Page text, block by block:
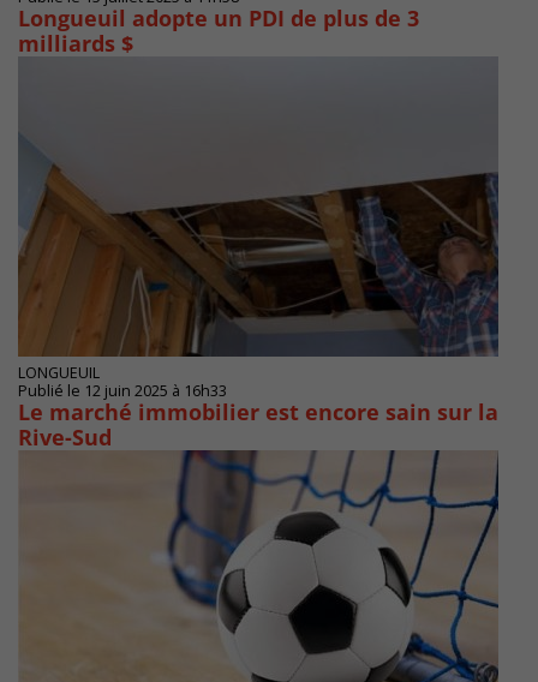
Longueuil adopte un PDI de plus de 3
milliards $
LONGUEUIL
Publié le 12 juin 2025 à 16h33
Le marché immobilier est encore sain sur la
Rive-Sud